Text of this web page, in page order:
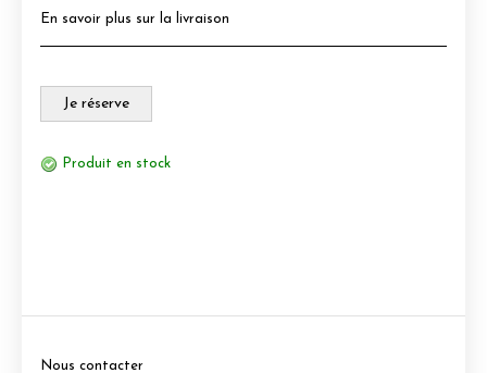
En savoir plus sur la livraison
Je réserve
Produit en stock
Nous contacter